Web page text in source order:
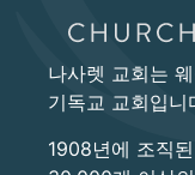
나사렛 교회는
기독교 교회입니
1908년에 조직